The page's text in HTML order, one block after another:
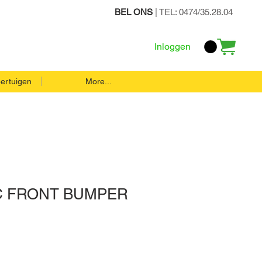
BEL ONS | TEL: 0474/35.28.04
Inloggen
More...
FRONT BUMPER